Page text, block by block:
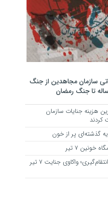
سازمان مجاهدین از جنگ
تا جنگ رمضان
هزینه جنایات سازمان
کردند
گذشته‌ای پر از خون
خونین 7 تیر
تروریسم، نفوذ و انتقام‌گیری؛ واکاوی جنایت ۷ تیر